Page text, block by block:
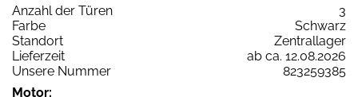
Anzahl der Türen
3
Farbe
Schwarz
Standort
Zentrallager
Lieferzeit
ab ca. 12.08.2026
Unsere Nummer
823259385
Motor: